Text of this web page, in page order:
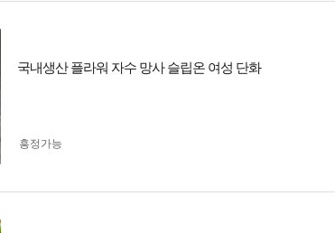
국내생산 플라워 자수 망사 슬립온 여성 단화
흥정가능